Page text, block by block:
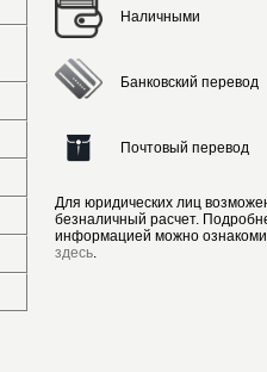
Наличными
Банковский перевод
Почтовый перевод
Для юридических лиц
безналичный расчет.
информацией можно
здесь.